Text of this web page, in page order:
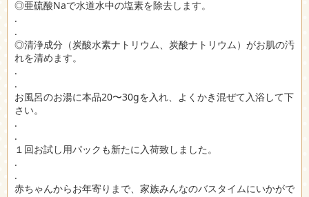
◎亜硫酸Naで水道水中の塩素を除去します。
.
.
◎清浄成分（炭酸水素ナトリウム、炭酸ナトリウム）がお肌の汚
れを清めます。
.
.
お風呂のお湯に本品20〜30gを入れ、よくかき混ぜて入浴して下
さい。
.
.
１回お試し用パックも新たに入荷致しました。
.
.
赤ちゃんからお年寄りまで、家族みんなのバスタイムにいかがで